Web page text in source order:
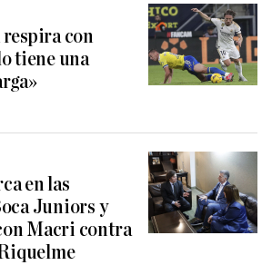
con
tiene una
en las
Juniors y
Macri contra